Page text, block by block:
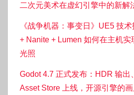
二次元美术在虚幻引擎中的新解
《战争机器：事变日》UE5 技
+ Nanite + Lumen 如何在主机
光照
Godot 4.7 正式发布：HDR 输出
Asset Store 上线，开源引擎的